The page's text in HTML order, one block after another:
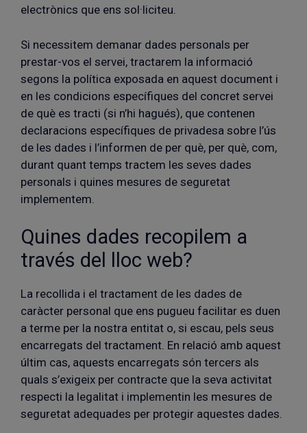
electrònics que ens sol·liciteu.
Si necessitem demanar dades personals per
prestar-vos el servei, tractarem la informació
segons la política exposada en aquest document i
en les condicions específiques del concret servei
de què es tracti (si n’hi hagués), que contenen
declaracions específiques de privadesa sobre l’ús
de les dades i l’informen de per què, per què, com,
durant quant temps tractem les seves dades
personals i quines mesures de seguretat
implementem.
Quines dades recopilem a
través del lloc web?
La recollida i el tractament de les dades de
caràcter personal que ens pugueu facilitar es duen
a terme per la nostra entitat o, si escau, pels seus
encarregats del tractament. En relació amb aquest
últim cas, aquests encarregats són tercers als
quals s’exigeix per contracte que la seva activitat
respecti la legalitat i implementin les mesures de
seguretat adequades per protegir aquestes dades.